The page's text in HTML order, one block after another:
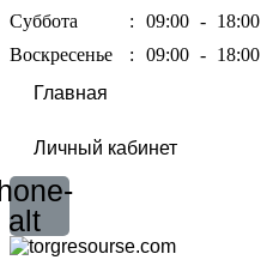
Суббота
: 09:00 - 18:00
Воскресенье
: 09:00 - 18:00
Главная
Личный кабинет
alt